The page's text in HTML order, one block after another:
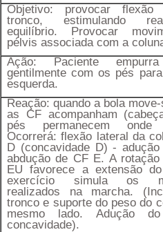
Objetivo: provocar
tronco, estimulando
equilíbrio. Provocar
pélvis associada com a
Ação: Paciente
gentilmente com os pés
esquerda.
Reação: quando a bola
as CF acompanham
pés permanecem onde
Ocorrerá: flexão lateral da
D (concavidade D) -
abdução de CF E. A
EU favorece a extensão
exercício simula os
realizados na marcha.
tronco e suporte do peso do
mesmo lado. Adução
concavidade).